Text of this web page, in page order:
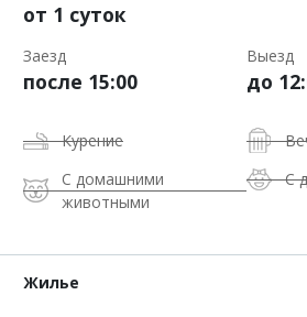
от 1 суток
Заезд
после 15:00
Выезд
до
Курение
С домашними
животными
С
Жилье